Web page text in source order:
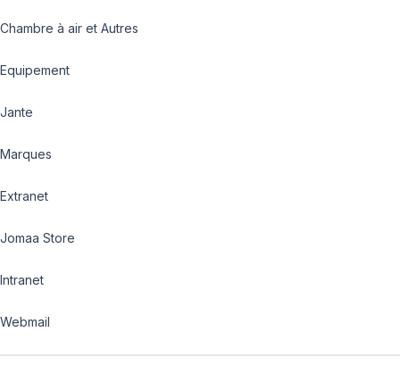
Chambre à air et Autres
Equipement
Jante
Marques
Extranet
Jomaa Store
Intranet
Webmail